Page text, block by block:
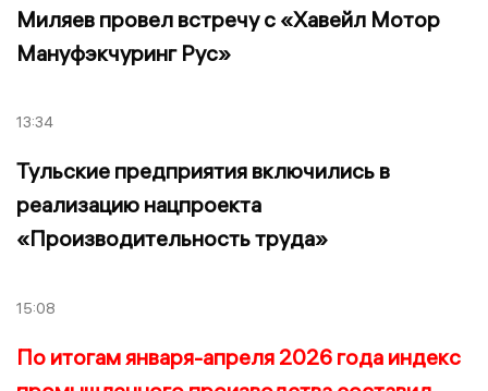
Миляев провел встречу с «Хавейл Мотор
Мануфэкчуринг Рус»
13:34
Тульские предприятия включились в
реализацию нацпроекта
«Производительность труда»
15:08
По итогам января-апреля 2026 года индекс